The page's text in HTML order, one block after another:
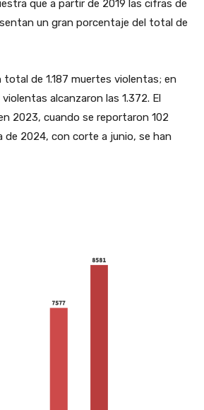
que a partir de 2019 las cifras de
un gran porcentaje del total de
de 1.187 muertes violentas; en
alcanzaron las 1.372. El
2023, cuando se reportaron 102
de 2024, con corte a junio, se han